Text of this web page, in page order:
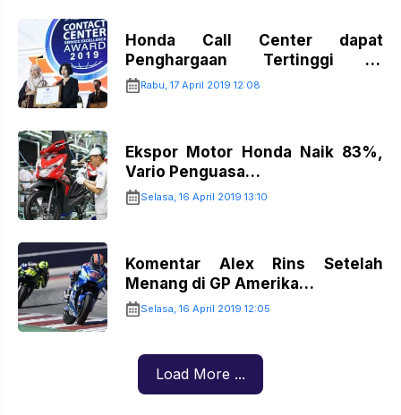
Honda Call Center dapat
Penghargaan Tertinggi di
CCSEA…
Rabu, 17 April 2019 12:08
Ekspor Motor Honda Naik 83%,
Vario Penguasa…
Selasa, 16 April 2019 13:10
Komentar Alex Rins Setelah
Menang di GP Amerika…
Selasa, 16 April 2019 12:05
Load More ...